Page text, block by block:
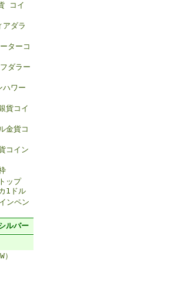
コイ
アダラ
ターコ
ダラー
ハワー
貨コイ
金貨コ
コイン
ップ
1ドル
ンペン
ルバー